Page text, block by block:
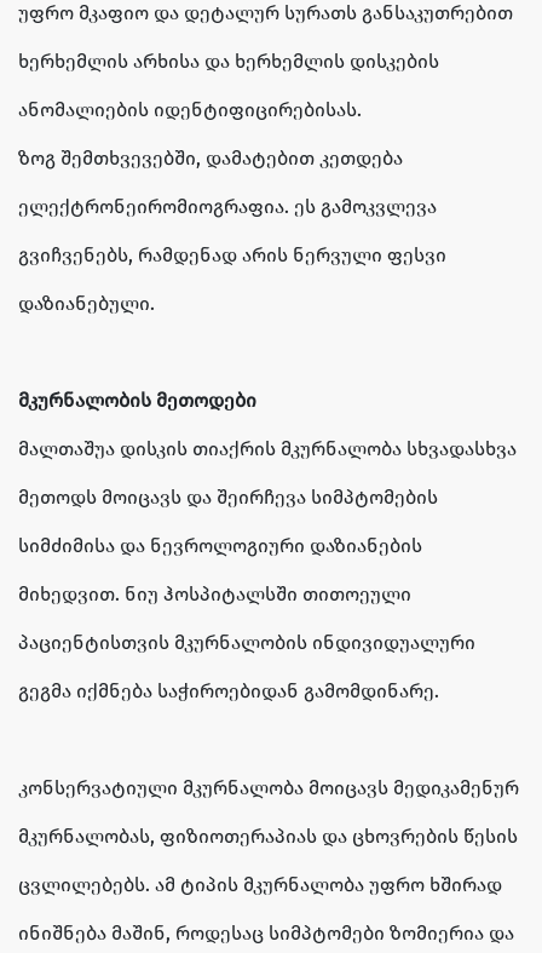
უფრო მკაფიო და დეტალურ სურათს განსაკუთრებით
ხერხემლის არხისა და ხერხემლის დისკების
ანომალიების იდენტიფიცირებისას.
ზოგ შემთხვევებში, დამატებით კეთდება
ელექტრონეირომიოგრაფია. ეს გამოკვლევა
გვიჩვენებს, რამდენად არის ნერვული ფესვი
დაზიანებული.
მკურნალობის მეთოდები
მალთაშუა დისკის თიაქრის მკურნალობა სხვადასხვა
მეთოდს მოიცავს და შეირჩევა სიმპტომების
სიმძიმისა და ნევროლოგიური დაზიანების
მიხედვით. ნიუ ჰოსპიტალსში თითოეული
პაციენტისთვის მკურნალობის ინდივიდუალური
გეგმა იქმნება საჭიროებიდან გამომდინარე.
კონსერვატიული მკურნალობა მოიცავს მედიკამენურ
მკურნალობას, ფიზიოთერაპიას და ცხოვრების წესის
ცვლილებებს. ამ ტიპის მკურნალობა უფრო ხშირად
ინიშნება მაშინ, როდესაც სიმპტომები ზომიერია და